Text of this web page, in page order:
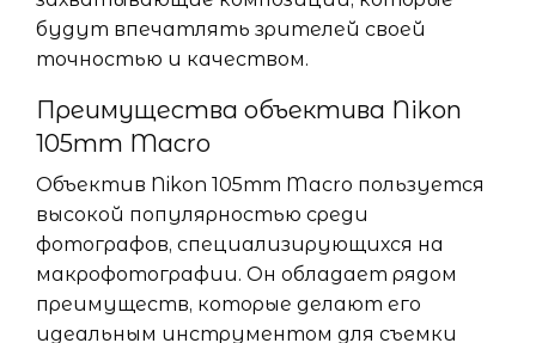
будут впечатлять зрителей своей
точностью и качеством.
Преимущества объектива Nikon
105mm Macro
Объектив Nikon 105mm Macro пользуется
высокой популярностью среди
фотографов, специализирующихся на
макрофотографии. Он обладает рядом
преимуществ, которые делают его
идеальным инструментом для съемки